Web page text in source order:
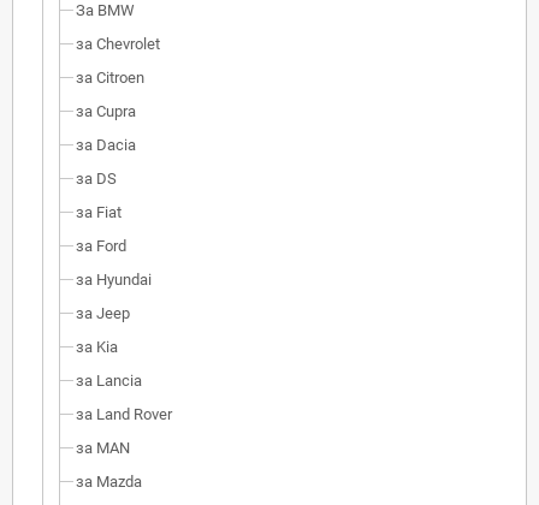
За BMW
за Chevrolet
за Citroen
за Cupra
за Dacia
за DS
за Fiat
за Ford
за Hyundai
за Jeep
за Kia
за Lancia
за Land Rover
за MAN
за Mazda